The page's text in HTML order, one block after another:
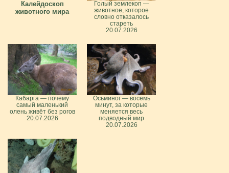
Калейдоскоп
животного мира
Голый землекоп —
животное, которое
словно отказалось
стареть
20.07.2026
Кабарга — почему
самый маленький
олень живёт без рогов
20.07.2026
Осьминог — восемь
минут, за которые
меняется весь
подводный мир
20.07.2026